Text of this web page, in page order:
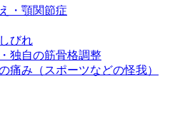
・顎関節症
びれ
独自の筋骨格調整
痛み（スポーツなどの怪我）